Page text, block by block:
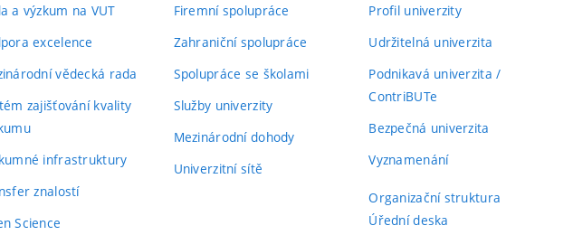
a výzkum na VUT
excelence
vědecká rada
zajišťování kvality
infrastruktury
znalostí
Science
Firemní spolupráce
Zahraniční spolupráce
Spolupráce se školami
Služby univerzity
Mezinárodní dohody
Univerzitní sítě
Profil univerzity
Udržitelná univerzita
Podnikavá univerzita /
ContriBUTe
Bezpečná univerzita
Vyznamenání
Organizační struktura
Úřední deska